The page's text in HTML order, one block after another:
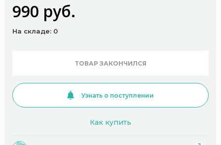
990 руб.
На складе: 0
ТОВАР ЗАКОНЧИЛСЯ
Узнать о поступлении
Как купить